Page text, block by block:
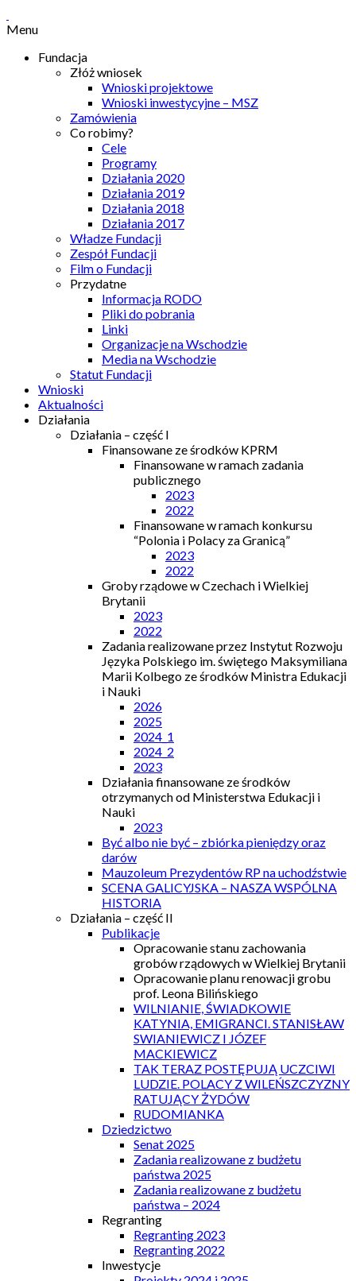
Menu
Fundacja
Złóż wniosek
Wnioski projektowe
Wnioski inwestycyjne – MSZ
Zamówienia
Co robimy?
Cele
Programy
Działania 2020
Działania 2019
Działania 2018
Działania 2017
Władze Fundacji
Zespół Fundacji
Film o Fundacji
Przydatne
Informacja RODO
Pliki do pobrania
Linki
Organizacje na Wschodzie
Media na Wschodzie
Statut Fundacji
Wnioski
Aktualności
Działania
Działania – część I
Finansowane ze środków KPRM
Finansowane w ramach zadania
publicznego
2023
2022
Finansowane w ramach konkursu
“Polonia i Polacy za Granicą”
2023
2022
Groby rządowe w Czechach i Wielkiej
Brytanii
2023
2022
Zadania realizowane przez Instytut Rozwoju
Języka Polskiego im. świętego Maksymiliana
Marii Kolbego ze środków Ministra Edukacji
i Nauki
2026
2025
2024_1
2024_2
2023
Działania finansowane ze środków
otrzymanych od Ministerstwa Edukacji i
Nauki
2023
Być albo nie być – zbiórka pieniędzy oraz
darów
Mauzoleum Prezydentów RP na uchodźstwie
SCENA GALICYJSKA – NASZA WSPÓLNA
HISTORIA
Działania – część II
Publikacje
Opracowanie stanu zachowania
grobów rządowych w Wielkiej Brytanii
Opracowanie planu renowacji grobu
prof. Leona Bilińskiego
WILNIANIE, ŚWIADKOWIE
KATYNIA, EMIGRANCI. STANISŁAW
SWIANIEWICZ I JÓZEF
MACKIEWICZ
TAK TERAZ POSTĘPUJĄ UCZCIWI
LUDZIE. POLACY Z WILEŃSZCZYZNY
RATUJĄCY ŻYDÓW
RUDOMIANKA
Dziedzictwo
Senat 2025
Zadania realizowane z budżetu
państwa 2025
Zadania realizowane z budżetu
państwa – 2024
Regranting
Regranting 2023
Regranting 2022
Inwestycje